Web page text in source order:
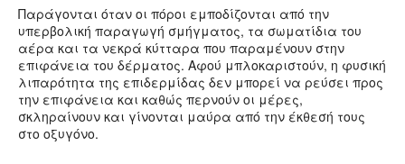
Παράγονται όταν οι πόροι εμποδίζονται από την
υπερβολική παραγωγή σμήγματος, τα σωματίδια του
αέρα και τα νεκρά κύτταρα που παραμένουν στην
επιφάνεια του δέρματος. Αφού μπλοκαριστούν, η φυσική
λιπαρότητα της επιδερμίδας δεν μπορεί να ρεύσει προς
την επιφάνεια και καθώς περνούν οι μέρες,
σκληραίνουν και γίνονται μαύρα από την έκθεσή τους
στο οξυγόνο.